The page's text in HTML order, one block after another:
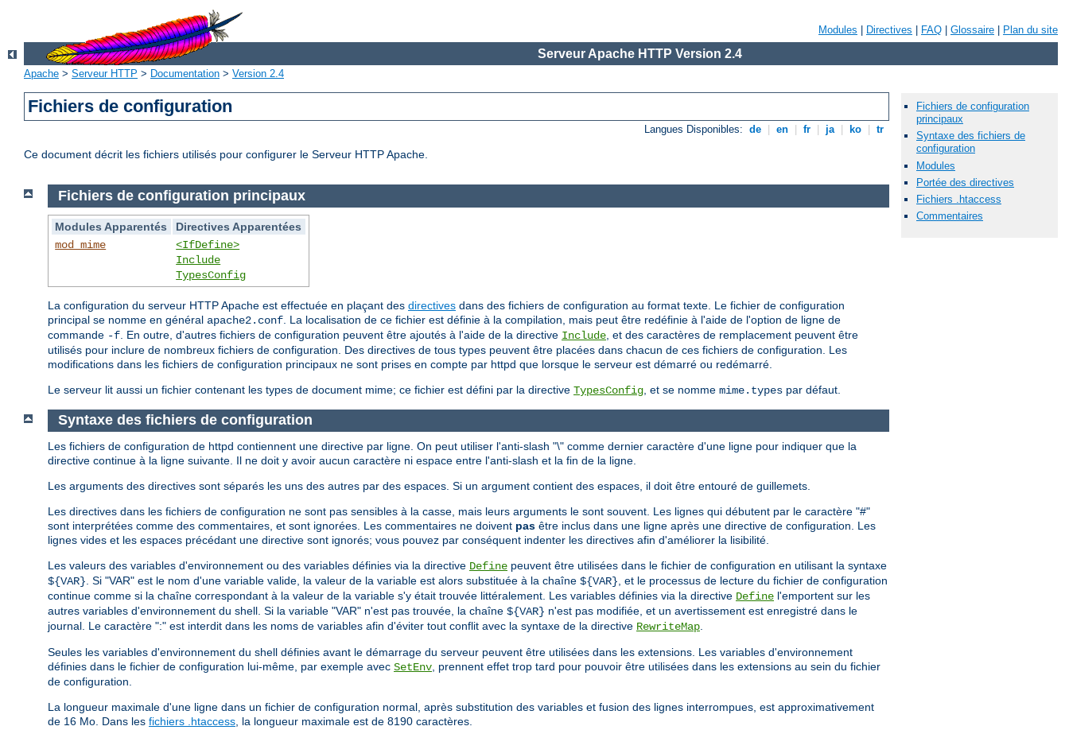
Modules Directives FAQ Glossaire Plan du site
Serveur Apache HTTP Version 2.4
Apache > Serveur HTTP > Documentation > Version 2.4
Fichiers de configuration
Langues Disponibles: de en fr ja ko tr
Ce document décrit les fichiers utilisés pour configurer le Serveur HTTP Apache.
Fichiers de configuration
principaux
Syntaxe des fichiers de
configuration
Modules
Portée des directives
Fichiers .htaccess
Commentaires
Fichiers de configuration principaux
Modules Apparentés
Directives Apparentées
mod_mime
<IfDefine>
Include
TypesConfig
La configuration du serveur HTTP Apache est effectuée en plaçant des directives dans des fichiers de configuration au format texte. Le fichier de configuration
principal se nomme en général apache2.conf . La localisation de ce fichier est définie à la compilation, mais peut être redéfinie à l'aide de l'option de ligne de
commande -f . En outre, d'autres fichiers de configuration peuvent être ajoutés à l'aide de la directive Include , et des caractères de remplacement peuvent être
utilisés pour inclure de nombreux fichiers de configuration. Des directives de tous types peuvent être placées dans chacun de ces fichiers de configuration. Les
modifications dans les fichiers de configuration principaux ne sont prises en compte par httpd que lorsque le serveur est démarré ou redémarré.
Le serveur lit aussi un fichier contenant les types de document mime; ce fichier est défini par la directive TypesConfig , et se nomme mime.types par défaut.
Syntaxe des fichiers de configuration
Les fichiers de configuration de httpd contiennent une directive par ligne. On peut utiliser l'anti-slash "\" comme dernier caractère d'une ligne pour indiquer que la
directive continue à la ligne suivante. Il ne doit y avoir aucun caractère ni espace entre l'anti-slash et la fin de la ligne.
Les arguments des directives sont séparés les uns des autres par des espaces. Si un argument contient des espaces, il doit être entouré de guillemets.
Les directives dans les fichiers de configuration ne sont pas sensibles à la casse, mais leurs arguments le sont souvent. Les lignes qui débutent par le caractère "#"
sont interprétées comme des commentaires, et sont ignorées. Les commentaires ne doivent pas être inclus dans une ligne après une directive de configuration. Les
lignes vides et les espaces précédant une directive sont ignorés; vous pouvez par conséquent indenter les directives afin d'améliorer la lisibilité.
Les valeurs des variables d'environnement ou des variables définies via la directive Define peuvent être utilisées dans le fichier de configuration en utilisant la syntaxe
${VAR} . Si "VAR" est le nom d'une variable valide, la valeur de la variable est alors substituée à la chaîne ${VAR} , et le processus de lecture du fichier de configuration
continue comme si la chaîne correspondant à la valeur de la variable s'y était trouvée littéralement. Les variables définies via la directive Define l'emportent sur les
autres variables d'environnement du shell. Si la variable "VAR" n'est pas trouvée, la chaîne ${VAR} n'est pas modifiée, et un avertissement est enregistré dans le
journal. Le caractère ":" est interdit dans les noms de variables afin d'éviter tout conflit avec la syntaxe de la directive RewriteMap
Seules les variables d'environnement du shell définies avant le démarrage du serveur peuvent être utilisées dans les extensions. Les variables d'environnement
définies dans le fichier de configuration lui-même, par exemple avec SetEnv , prennent effet trop tard pour pouvoir être utilisées dans les extensions au sein du fichier
de configuration.
La longueur maximale d'une ligne dans un fichier de configuration normal, après substitution des variables et fusion des lignes interrompues, est approximativement
de 16 Mo. Dans les fichiers .htaccess , la longueur maximale est de 8190 caractères.